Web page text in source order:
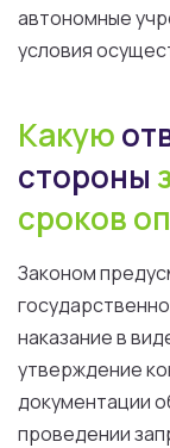
автономные
условия
Какую
стороны
сроков
Законом
наказаниев
утверждение
документации
проведении